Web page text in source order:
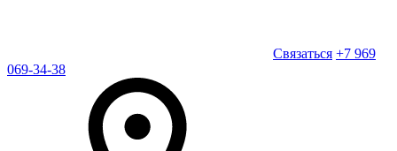
Связаться +7 969
069-34-38